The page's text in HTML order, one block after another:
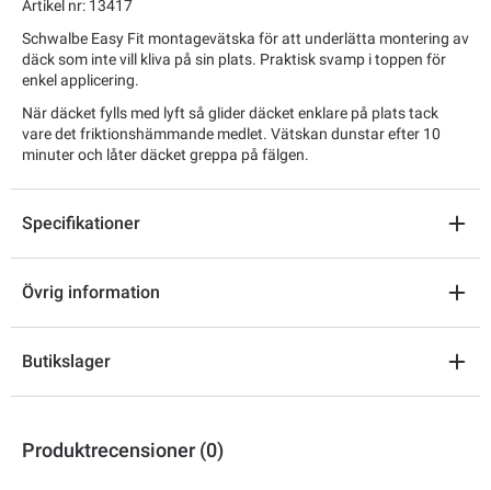
Artikel nr: 13417
Schwalbe Easy Fit montagevätska för att underlätta montering av
däck som inte vill kliva på sin plats. Praktisk svamp i toppen för
enkel applicering.
När däcket fylls med lyft så glider däcket enklare på plats tack
vare det friktionshämmande medlet. Vätskan dunstar efter 10
minuter och låter däcket greppa på fälgen.
Specifikationer
Övrig information
Butikslager
Produktrecensioner (0)